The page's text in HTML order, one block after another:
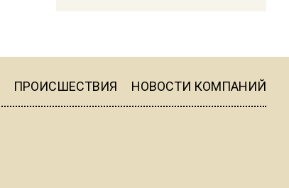
Telegram после обвинений
ПРОИСШЕСТВИЯ НОВОСТИ КОМПАНИЙ